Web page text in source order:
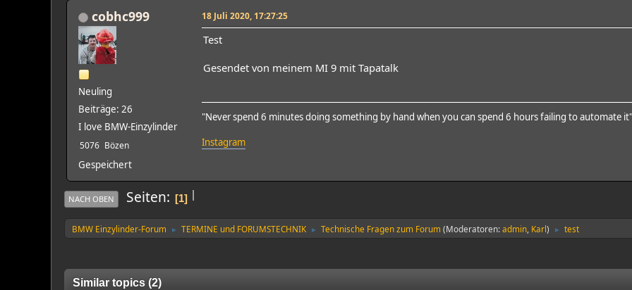
cobhc999
Neuling
Beiträge: 26
I love BMW-Einzylinder
5076 Bözen
Gespeichert
18 Juli 2020, 17:27:25
Test
Gesendet von meinem MI 9 mit Tapatalk
"Never spend 6 minutes doing something by hand when you can spend 6 hours failing to automate it"
Instagram
|
NACH OBEN Seiten 1
BMW Einzylinder-Forum ► TERMINE und FORUMSTECHNIK ► Technische Fragen zum Forum (Moderatoren:admin Karl) ► test
Similar topics (2)